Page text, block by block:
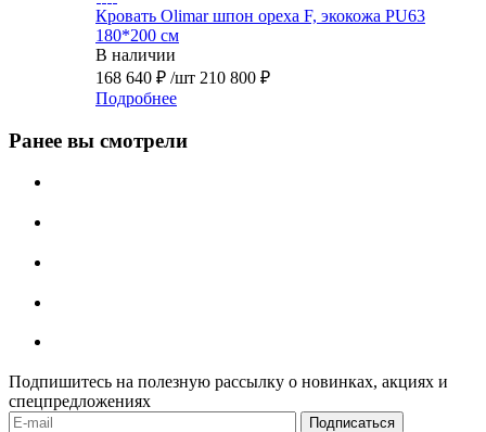
Кровать Olimar шпон ореха F, экокожа PU63
180*200 см
В наличии
168 640 ₽ /шт 210 800 ₽
Подробнее
Ранее вы смотрели
Подпишитесь на полезную рассылку о новинках, акциях и
спецпредложениях